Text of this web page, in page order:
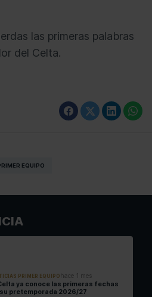
las primeras palabras
del Celta.
EQUIPO
PRIMER EQUIPO hace 1 mes
ya conoce las primeras fechas
pretemporada 2026/27